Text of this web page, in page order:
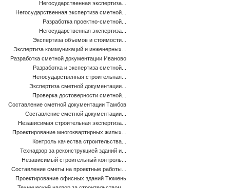
Негосударственная экспертиза...
Негосударственная экспертиза сметной...
Разработка проектно-сметной...
Негосударственная экспертиза...
Экспертиза объемов и стоимости...
Экспертиза коммуникаций и инженерных...
Разработка сметной документации Иваново
Разработка и экспертиза сметной...
Негосударственная строительная...
Экспертиза сметной документации...
Проверка достоверности сметной...
Составление сметной документации Тамбов
Составление сметной документации...
Независимая строительная экспертиза...
Проектирование многоквартирных жилых...
Контроль качества строительства...
Технадзор за реконструкцией зданий и...
Независимый строительный контроль...
Составление сметы на проектные работы...
Проектирование офисных зданий Тюмень